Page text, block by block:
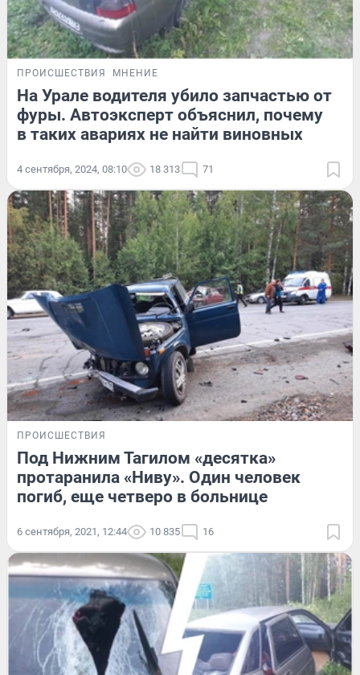
ПРОИСШЕСТВИЯ МНЕНИЕ
На Урале водителя убило запчастью от
фуры. Автоэксперт объяснил, почему
в таких авариях не найти виновных
4 сентября, 2024, 08:10 18 313 71
ПРОИСШЕСТВИЯ
Под Нижним Тагилом «десятка»
протаранила «Ниву». Один человек
погиб, еще четверо в больнице
6 сентября, 2021, 12:44 10 835 16